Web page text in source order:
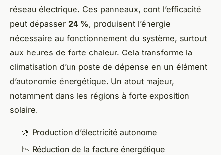
réseau électrique. Ces panneaux, dont l’efficacité
peut dépasser 24 %, produisent l’énergie
nécessaire au fonctionnement du système, surtout
aux heures de forte chaleur. Cela transforme la
climatisation d’un poste de dépense en un élément
d’autonomie énergétique. Un atout majeur,
notamment dans les régions à forte exposition
solaire.
🌞 Production d’électricité autonome
📉 Réduction de la facture énergétique